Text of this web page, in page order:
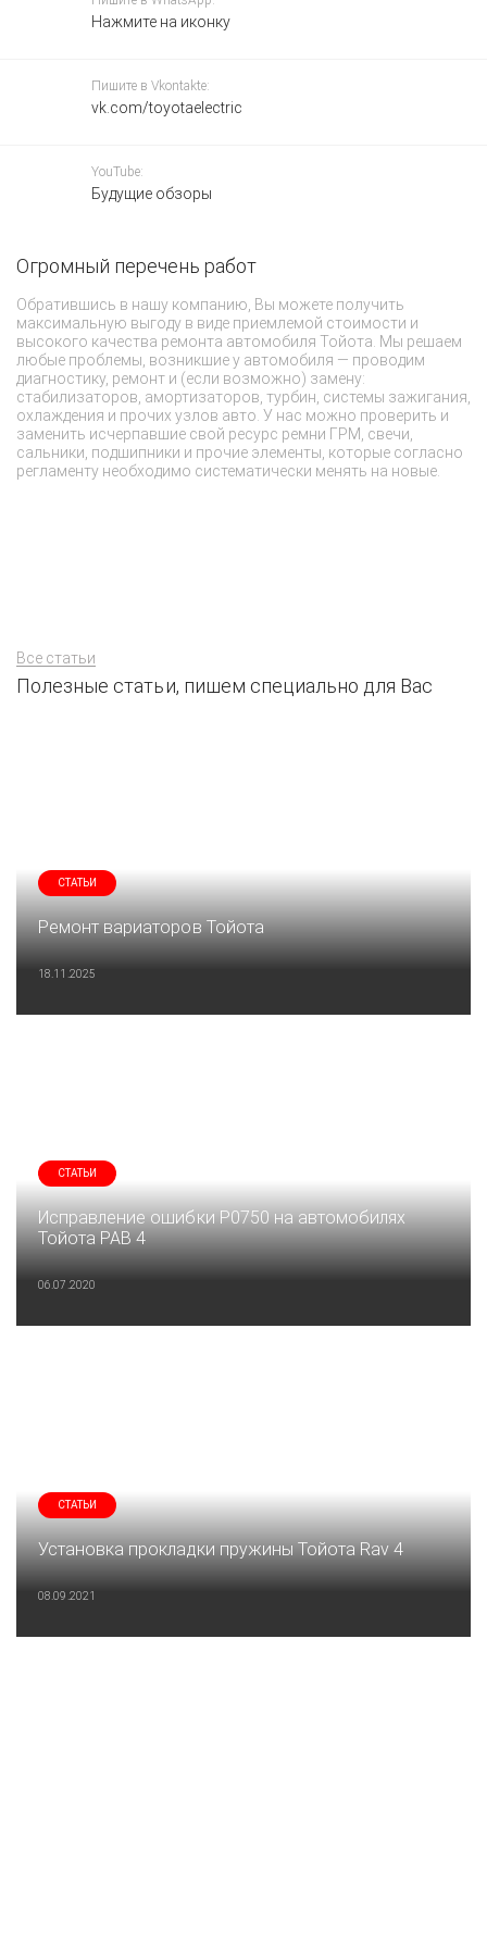
Нажмите на иконку
Пишите в Vkontakte:
vk.com/toyotaelectric
YouTube:
Будущие обзоры
Огромный перечень работ
Обратившись в нашу компанию, Вы можете получить
максимальную выгоду в виде приемлемой стоимости и
высокого качества ремонта автомобиля Тойота. Мы решаем
любые проблемы, возникшие у автомобиля — проводим
диагностику, ремонт и (если возможно) замену:
стабилизаторов, амортизаторов, турбин, системы зажигания,
охлаждения и прочих узлов авто. У нас можно проверить и
заменить исчерпавшие свой ресурс ремни ГРМ, свечи,
сальники, подшипники и прочие элементы, которые согласно
регламенту необходимо систематически менять на новые.
Все статьи
Полезные статьи, пишем специально для Вас
СТАТЬИ
Ремонт вариаторов Тойота
18.11.2025
СТАТЬИ
Исправление ошибки P0750 на автомобилях
Тойота РАВ 4
06.07.2020
СТАТЬИ
Установка прокладки пружины Тойота Rav 4
08.09.2021